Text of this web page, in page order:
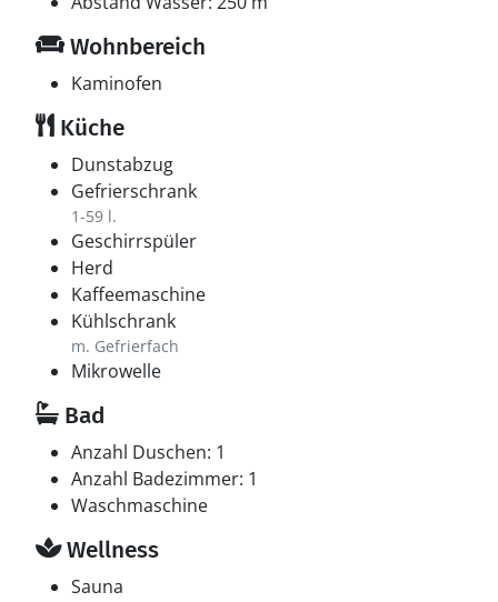
Wohnbereich
Kaminofen
Küche
Dunstabzug
Gefrierschrank
1-59 l.
Geschirrspüler
Herd
Kaffeemaschine
Kühlschrank
m. Gefrierfach
Mikrowelle
Bad
Anzahl Duschen: 1
Anzahl Badezimmer: 1
Waschmaschine
Wellness
Sauna